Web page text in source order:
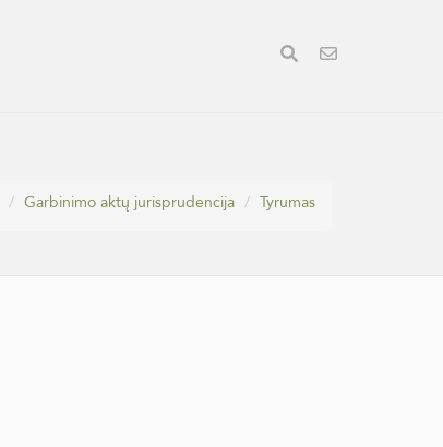
Garbinimo aktų jurisprudencija Tyrumas